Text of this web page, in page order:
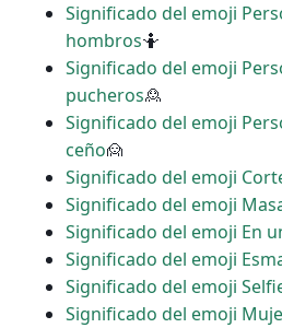
Significado del emoji
hombros🤷
Significado del emoji
pucheros🙎
Significado del emoji
ceño🙍
Significado del emoji
Significado del emoji
Significado del emoji En
Significado del emoji
Significado del emoji
Significado del emoji